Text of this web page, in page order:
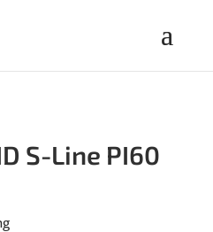
S-Line PI60